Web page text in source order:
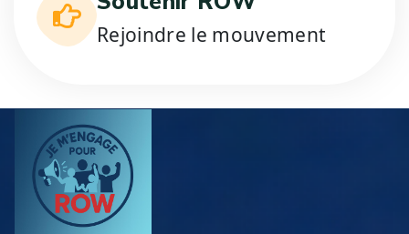
Rejoindre le mouvement